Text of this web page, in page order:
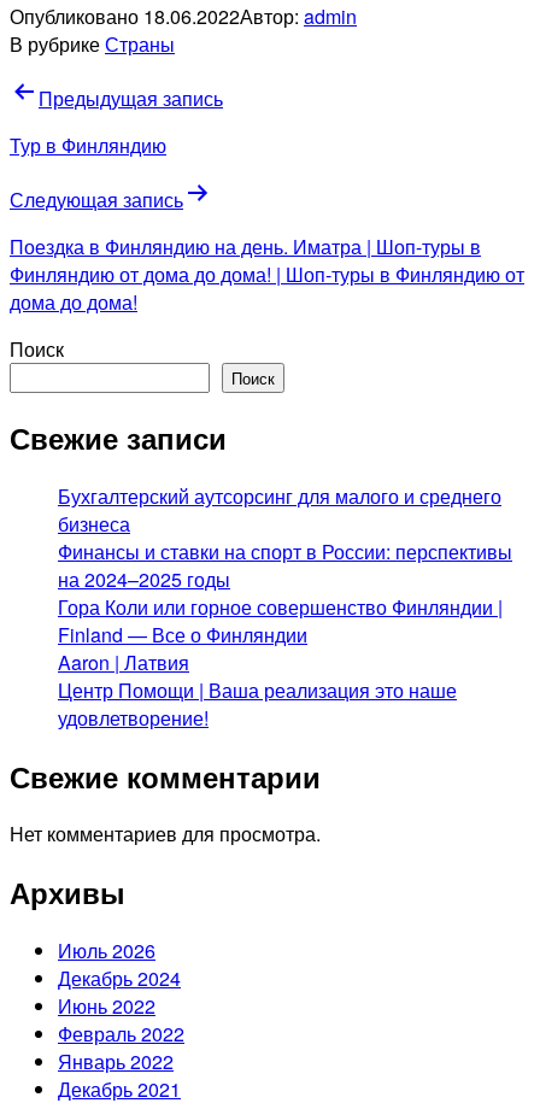
Опубликовано 18.06.2022Автор: admin
В рубрикеСтраны
Навигация
по
Предыдущая запись
Тур в Финляндию
Следующая запись
Поездка в Финляндию на день. Иматра | Шоп-туры в
Финляндию от дома до дома! | Шоп-туры в Финляндию от
дома до дома!
Поиск
Поиск
Свежие записи
Бухгалтерский аутсорсинг для малого и среднего
бизнеса
Финансы и ставки на спорт в России: перспективы
на 2024–2025 годы
Гора Коли или горное совершенство Финляндии |
Finland — Все о Финляндии
Aaron | Латвия
Центр Помощи | Ваша реализация это наше
удовлетворение!
Свежие комментарии
Нет комментариев для просмотра.
Архивы
Июль 2026
Декабрь 2024
Июнь 2022
Февраль 2022
Январь 2022
Декабрь 2021